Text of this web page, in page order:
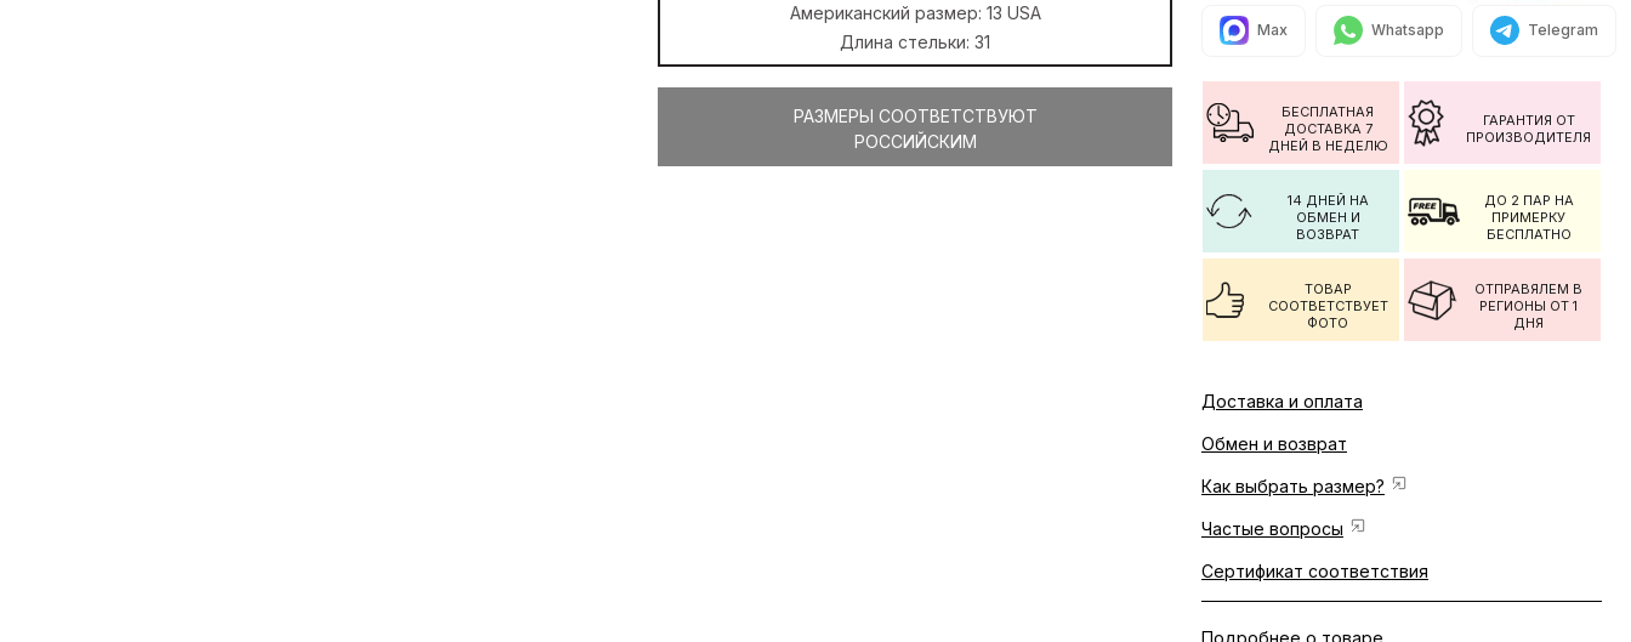
Американский размер: 13 USA
Длина стельки:31
РАЗМЕРЫ СООТВЕТСТВУЮТ
РОССИЙСКИМ
Max Whatsapp Telegram
БЕСПЛАТНАЯ
ДОСТАВКА 7
ДНЕЙ В НЕДЕЛЮ
ГАРАНТИЯ ОТ
ПРОИЗВОДИТЕЛЯ
14 ДНЕЙ НА
ОБМЕН И
ВОЗВРАТ
ДО 2 ПАР НА
ПРИМЕРКУ
БЕСПЛАТНО
ТОВАР
СООТВЕТСТВУЕТ
ФОТО
ОТПРАВЯЛЕМ В
РЕГИОНЫ ОТ 1
ДНЯ
Доставка и оплата
Обмен и возврат
Как выбрать размер?
Частые вопросы
Сертификат соответствия
Подробнее о товаре